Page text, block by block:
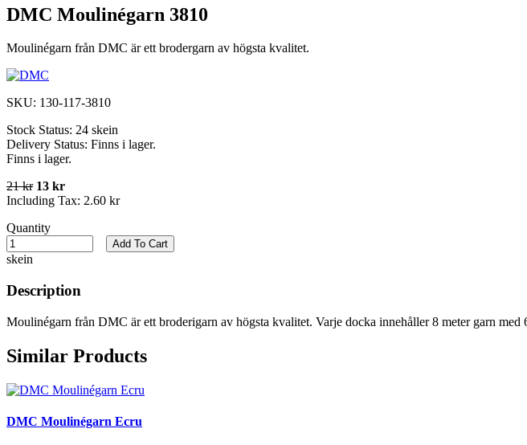
DMC Moulinégarn 3810
Moulinégarn från DMC är ett brodergarn av högsta kvalitet.
SKU: 130-117-3810
Stock Status: 24 skein
Delivery Status: Finns i lager.
Finns i lager.
21 kr 13 kr
Including Tax: 2.60 kr
Quantity
skein
Add To Cart
Description
Moulinégarn från DMC är ett broderigarn av högsta kvalitet. Varje docka innehåller 8 meter garn
Similar Products
DMC Moulinégarn Ecru